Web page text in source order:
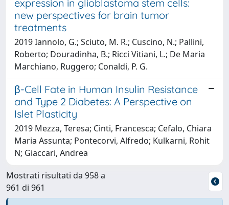
expression in glioblastoma stem cells:
new perspectives for brain tumor
treatments
2019 Iannolo, G.; Sciuto, M. R.; Cuscino, N.; Pallini,
Roberto; Douradinha, B.; Ricci Vitiani, L.; De Maria
Marchiano, Ruggero; Conaldi, P. G.
β-Cell Fate in Human Insulin Resistance
and Type 2 Diabetes: A Perspective on
Islet Plasticity
2019 Mezza, Teresa; Cinti, Francesca; Cefalo, Chiara
Maria Assunta; Pontecorvi, Alfredo; Kulkarni, Rohit
N; Giaccari, Andrea
Mostrati risultati da 958 a
961 di 961